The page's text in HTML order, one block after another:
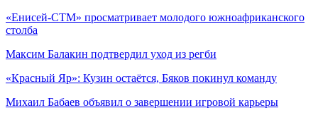
«Енисей-СТМ» просматривает молодого южноафриканского
столба
Максим Балакин подтвердил уход из регби
«Красный Яр»: Кузин остаётся, Бяков покинул команду
Михаил Бабаев объявил о завершении игровой карьеры